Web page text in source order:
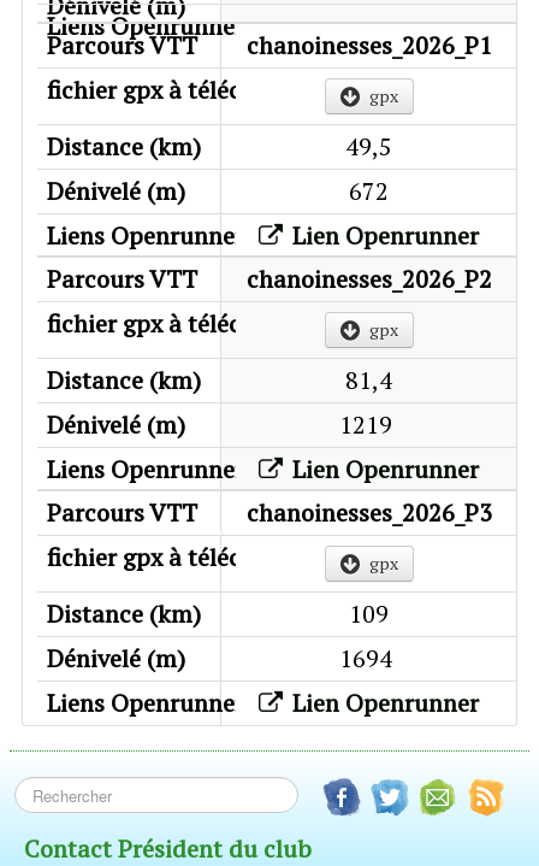
chanoinesses_2026_P1
gpx
49,5
672
Lien Openrunner
chanoinesses_2026_P2
gpx
81,4
1219
Lien Openrunner
chanoinesses_2026_P3
gpx
109
1694
Lien Openrunner
Contact Président du club